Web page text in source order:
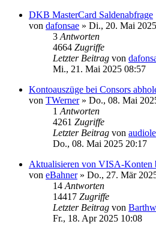
DKB MasterCard Saldenabfrage
von dafonsae » Di., 20. Mai
3 Antworten
4664 Zugriffe
Letzter Beitrag von
Mi., 21. Mai 2025 08:57
Kontoauszüge bei Consors
von TWerner» Do., 08. Mai
1 Antworten
4261 Zugriffe
Letzter Beitrag von
Do., 08. Mai 2025 20:17
Aktualisieren von VISA-Konten
von eBahner» Do., 27. Mär
14 Antworten
14417 Zugriffe
Letzter Beitrag von
Fr., 18. Apr 2025 10:08